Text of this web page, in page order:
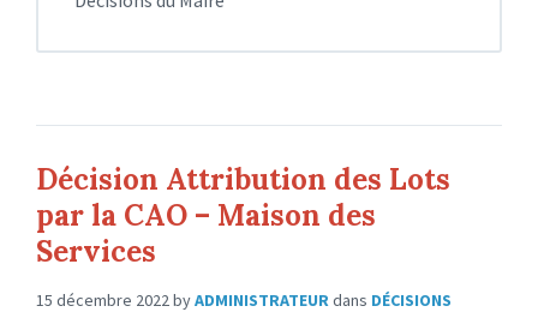
Décision Attribution des Lots
par la CAO – Maison des
Services
15 décembre 2022byADMINISTRATEURdans DÉCISIONS